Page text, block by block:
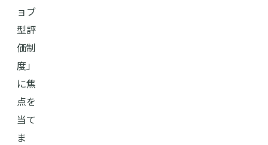
ョブ
型評
価制
度」
に焦
点を
当て
ま